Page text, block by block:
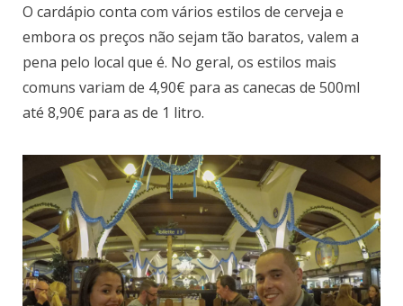
O cardápio conta com vários estilos de cerveja e
embora os preços não sejam tão baratos, valem a
pena pelo local que é. No geral, os estilos mais
comuns variam de 4,90€ para as canecas de 500ml
até 8,90€ para as de 1 litro.